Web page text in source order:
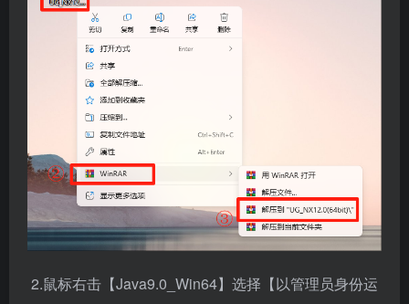
2.鼠标右击【Java9.0_Win64】选择【以管理员身份运